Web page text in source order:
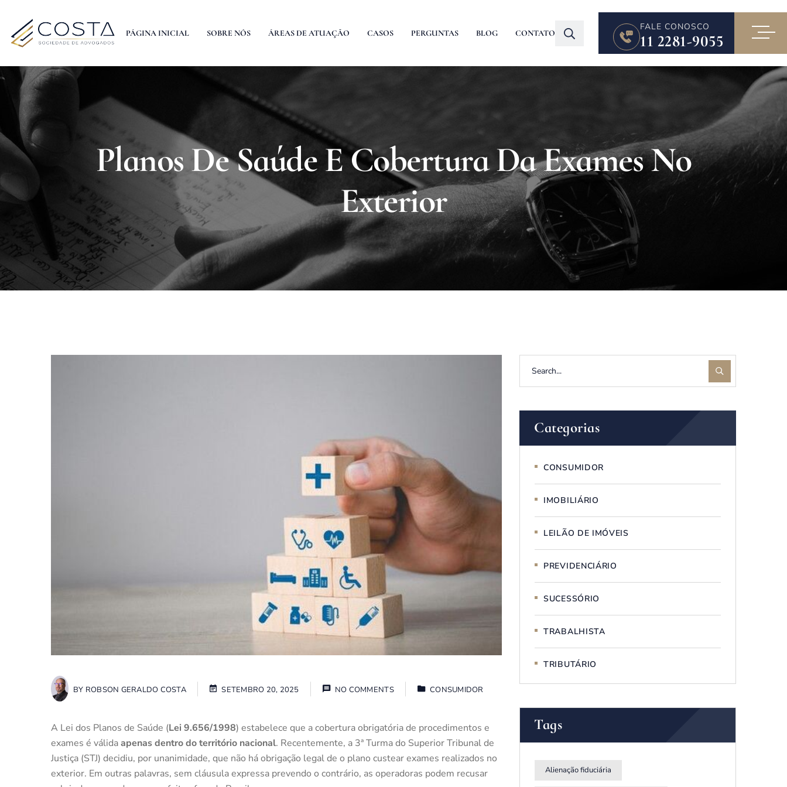
PÁGINA INICIAL SOBRE NÓS ÁREAS DE ATUAÇÃO CASOS PERGUNTAS BLOG CONTATO
FALE CONOSCO
11 2281-9055
Planos De Saúde E Cobertura Da Exames No
Exterior
BY ROBSON GERALDO COSTA SETEMBRO 20, 2025 NO COMMENTS CONSUMIDOR
A Lei dos Planos de Saúde (Lei 9.656/1998) estabelece que a cobertura obrigatória de procedimentos e
exames é válidaapenas dentro do território nacional. Recentemente, a 3ª Turma do Superior Tribunal de
Justiça (STJ) decidiu, por unanimidade, que não há obrigação legal de o plano custear exames realizados no
exterior. Em outras palavras, sem cláusula expressa prevendo o contrário, as operadoras podem recusar
Categorias
CONSUMIDOR
IMOBILIÁRIO
LEILÃO DE IMÓVEIS
PREVIDENCIÁRIO
SUCESSÓRIO
TRABALHISTA
TRIBUTÁRIO
Tags
Alienação fiduciária